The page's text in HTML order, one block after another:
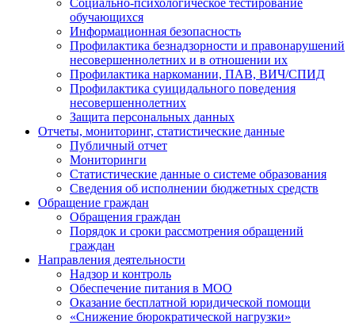
Социально-психологическое тестирование
обучающихся
Информационная безопасность
Профилактика безнадзорности и правонарушений
несовершеннолетних и в отношении их
Профилактика наркомании, ПАВ, ВИЧ/СПИД
Профилактика суицидального поведения
несовершеннолетних
Защита персональных данных
Отчеты, мониторинг, статистические данные
Публичный отчет
Мониторинги
Статистические данные о системе образования
Сведения об исполнении бюджетных средств
Обращение граждан
Обращения граждан
Порядок и сроки рассмотрения обращений
граждан
Направления деятельности
Надзор и контроль
Обеспечение питания в МОО
Оказание бесплатной юридической помощи
«Снижение бюрократической нагрузки»